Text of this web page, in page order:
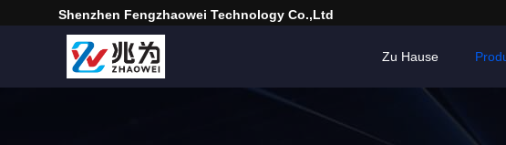
Shenzhen Fengzhaowei Technology Co.,Ltd
Zu Hause